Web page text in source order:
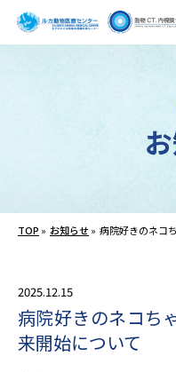
TOP » お知らせ » 病院好きのネコ
2025.12.15
病院好きのネコち
来開始について